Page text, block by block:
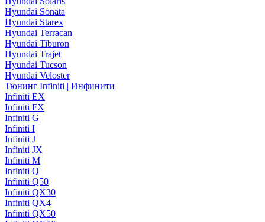
Hyundai Sonata
Hyundai Starex
Hyundai Terracan
Hyundai Tiburon
Hyundai Trajet
Hyundai Tucson
Hyundai Veloster
Тюнинг Infiniti | Инфинити
Infiniti EX
Infiniti FX
Infiniti G
Infiniti I
Infiniti J
Infiniti JX
Infiniti M
Infiniti Q
Infiniti Q50
Infiniti QX30
Infiniti QX4
Infiniti QX50